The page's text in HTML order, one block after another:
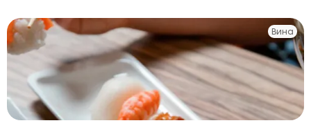
Вина